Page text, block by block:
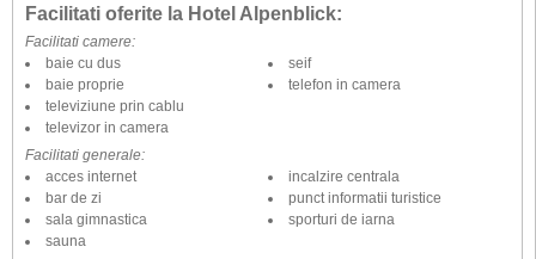
Facilitati oferite la Hotel Alpenblick:
Facilitati camere:
baie cu dus
baie proprie
seif
telefon in camera
televiziune prin cablu
televizor in camera
Facilitati generale:
acces internet
bar de zi
incalzire centrala
punct informatii turistice
sala gimnastica
sauna
sporturi de iarna